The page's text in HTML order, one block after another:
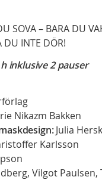
SOVA – BARA DU
DU INTE DÖR!
inklusive 2 pauser
Nikazm Bakken
Julia
Karlsson
Vilgot